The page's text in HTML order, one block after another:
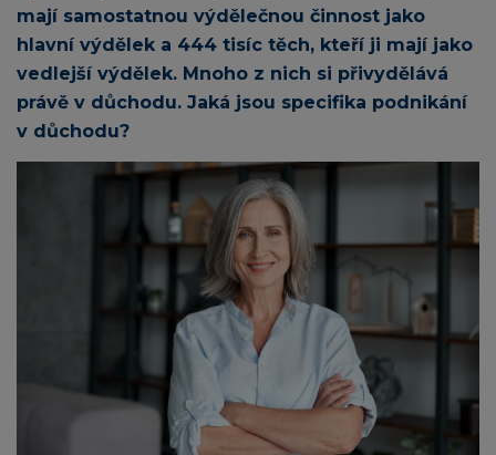
mají samostatnou výdělečnou činnost jako
hlavní výdělek a 444 tisíc těch, kteří ji mají jako
vedlejší výdělek. Mnoho z nich si přivydělává
právě v důchodu. Jaká jsou specifika podnikání
v důchodu?